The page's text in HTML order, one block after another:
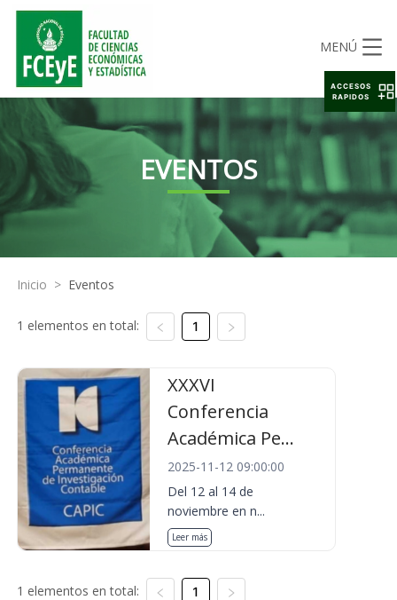
MENÚ
EVENTOS
Inicio > Eventos
1 elementos en total: 1
XXXVI
Conferencia
Académica Pe...
2025-11-12 09:00:00
Del 12 al 14 de
noviembre en n...
Leer más
1 elementos en total: 1
ACCESOS
RAPIDOS